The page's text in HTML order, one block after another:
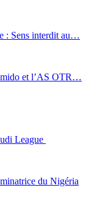
: Sens interdit au…
et l’AS OTR…
League
du Nigéria